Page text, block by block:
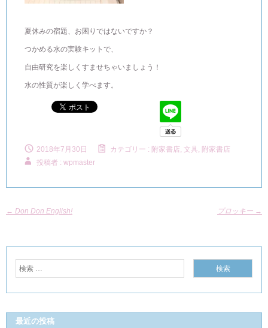
夏休みの宿題、お困りではないですか？
つかめる水の実験キットで、
自由研究を楽しくすませちゃいましょう！
水の性質が楽しく学べます。
2018年7月30日 カテゴリー : 附家書店, 文具, 附家書店
投稿者 : wpmaster
← Don Don English! プロッキー →
最近の投稿